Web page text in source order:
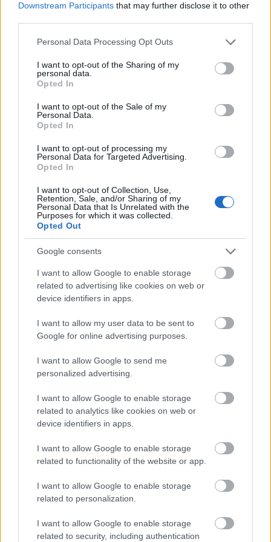
Downstream Participants that may further disclose it to other
Please note that this website/app uses one or more Google
not limited to your visit or usage behaviour. You may click to
grant or deny consent to Google and its third-party tags to
use your data for below specified purposes in below Google
consent section.
Personal Data Processing Opt Outs
I want to opt-out of the Sharing of my
personal data.
Opted In
I want to opt-out of the Sale of my
Personal Data.
Opted In
I want to opt-out of processing my
Personal Data for Targeted Advertising.
Opted In
I want to opt-out of Collection, Use,
Retention, Sale, and/or Sharing of my
Personal Data that Is Unrelated with the
Purposes for which it was collected.
Opted Out
Google consents
I want to allow Google to enable storage
related to advertising like cookies on web or
device identifiers in apps.
I want to allow my user data to be sent to
Google for online advertising purposes.
I want to allow Google to send me
personalized advertising.
I want to allow Google to enable storage
related to analytics like cookies on web or
device identifiers in apps.
I want to allow Google to enable storage
related to functionality of the website or app.
I want to allow Google to enable storage
related to personalization.
I want to allow Google to enable storage
related to security, including authentication
Megint dilibogyót reggeliztek a
Magyar Időknél
"Nem veszi tudomásul a magyar választás
Soros György" – kelti újra a hangulatot a Magyar
Idők. A keddi szám címlapsztorija arról szól, hogy a
ahol minden bizonnyal a migránsok betelepítéséről
tárgyalt (mi…
A Magyar Idők újságírónak nézte az
2018. március 26.
A Dagens Nyheter ugyanis az, egy liberális napilap,
és kurvára nem haditudósító, ahogy a
kormánymédia egyik alappillére, Orbán Viktor
Nemzeti Sport mellett kedvenc napilapja állítja.